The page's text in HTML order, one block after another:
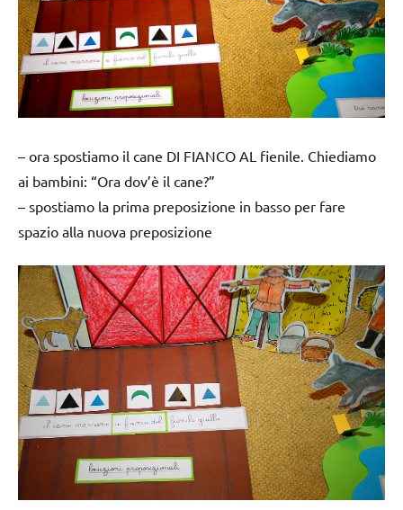
– ora spostiamo il cane DI FIANCO AL fienile. Chiediamo
ai bambini: “Ora dov’è il cane?”
– spostiamo la prima preposizione in basso per fare
spazio alla nuova preposizione